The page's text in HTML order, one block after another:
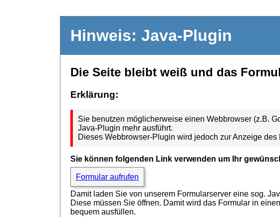
Hinweis: Java-Plugin
Die Seite bleibt weiß und das
Erklärung:
Sie benutzen möglicherweise einen Webbrowser (z.B.
Java-Plugin mehr ausführt.
Dieses Webbrowser-Plugin wird jedoch zur Anzeige des
Sie können folgenden Link verwenden um Ihr
Formular aufrufen
Damit laden Sie von unserem Formularserver eine sog.
Diese müssen Sie öffnen. Damit wird das Formular in
bequem ausfüllen.